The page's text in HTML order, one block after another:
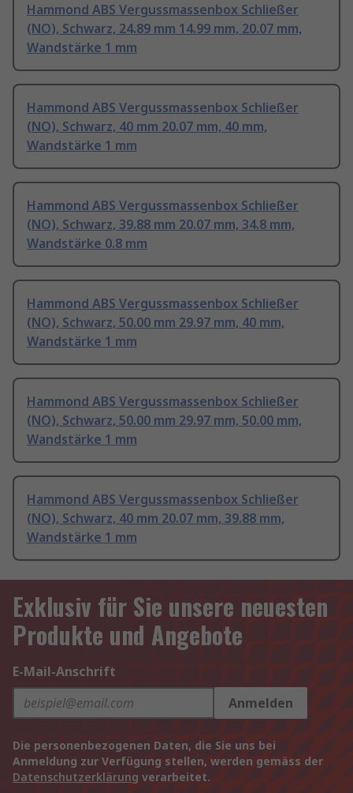
Hammond ABS Vergussmassenbox Schließer
(NO), Schwarz, 24.89 mm 14.99 mm, 20.07 mm,
Wandstärke 1 mm
Hammond ABS Vergussmassenbox Schließer
(NO), Schwarz, 40 mm 20.07 mm, 40 mm,
Wandstärke 1 mm
Hammond ABS Vergussmassenbox Schließer
(NO), Schwarz, 39.88 mm 20.07 mm, 34.8 mm,
Wandstärke 0.8 mm
Hammond ABS Vergussmassenbox Schließer
(NO), Schwarz, 50.00 mm 29.97 mm, 40 mm,
Wandstärke 1 mm
Hammond ABS Vergussmassenbox Schließer
(NO), Schwarz, 50.00 mm 29.97 mm, 50.00 mm,
Wandstärke 1 mm
Hammond ABS Vergussmassenbox Schließer
(NO), Schwarz, 40 mm 20.07 mm, 39.88 mm,
Wandstärke 1 mm
Exklusiv für Sie unsere neuesten
Produkte und Angebote
E-Mail-Anschrift
Anmelden
Die personenbezogenen Daten, die Sie uns bei
Anmeldung zur Verfügung stellen, werden gemäss der
Datenschutzerklärung verarbeitet.